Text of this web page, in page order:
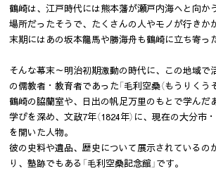
鶴崎は、江戸時代には熊本藩が瀬戸内海へと向か
場所だったそうで、たくさんの人やモノが行きか
末期にはあの坂本龍馬や勝海舟も鶴崎に立ち寄っ
そんな幕末～明治初期激動の時代に、この地域で
の儒教者・教育者であった「毛利空桑（もうりくう
鶴崎の脇蘭室や、日出の帆足万里のもとで学んだ
学びを深め、文政7年（1824年）に、現在の大分市
を開いた人物。
彼の史料や遺品、歴史について展示されているの
り、塾跡でもある「毛利空桑記念館」です。